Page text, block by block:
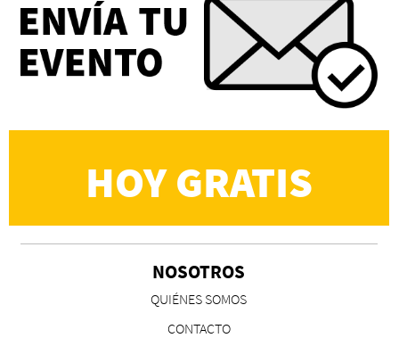
Eva Valero Juan: "Una mirada que construía un
universo donde lo único verdaderamente
importante eran los amigos y la literatura"
Martín Carrasco
CS, de José María Salazar
Invitadxs EnLima
HOY GRATIS
NOSOTROS
QUIÉNES SOMOS
CONTACTO